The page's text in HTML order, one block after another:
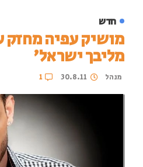
חדש
מושיק עפיה
מליבך ישראל'
מנהל 30.8.11
1